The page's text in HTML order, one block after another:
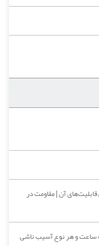
آن | مقاومت در
ساعت و هر نوع آسیب ناشی